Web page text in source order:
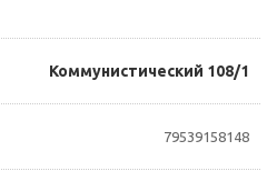
Коммунистический 108/1
79539158148